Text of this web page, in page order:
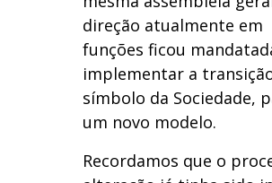
direção atualmente em
funções ficou
implementar a
símbolo da Sociedade,
um novo modelo.
Recordamos que o